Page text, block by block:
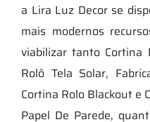
a Lira Luz Decor se
mais modernos
viabilizar tanto Cortina
Rolô Tela Solar,
Cortina Rolo Blackout e
Papel De Parede,